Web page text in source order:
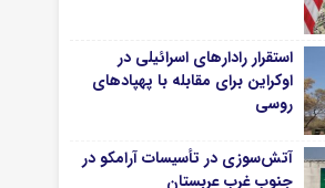
استقرار رادارهای اسرائیلی در
اوکراین برای مقابله با پهپادهای
روسی
آتش‌سوزی در تأسیسات آرامکو در
جنوب غرب عربستان